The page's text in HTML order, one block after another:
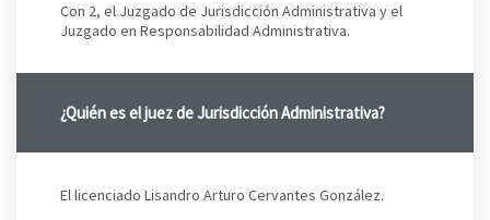
Con 2, el Juzgado de Jurisdicción Administrativa y el
Juzgado en Responsabilidad Administrativa.
¿Quién es el juez de Jurisdicción Administrativa?
El licenciado Lisandro Arturo Cervantes González.